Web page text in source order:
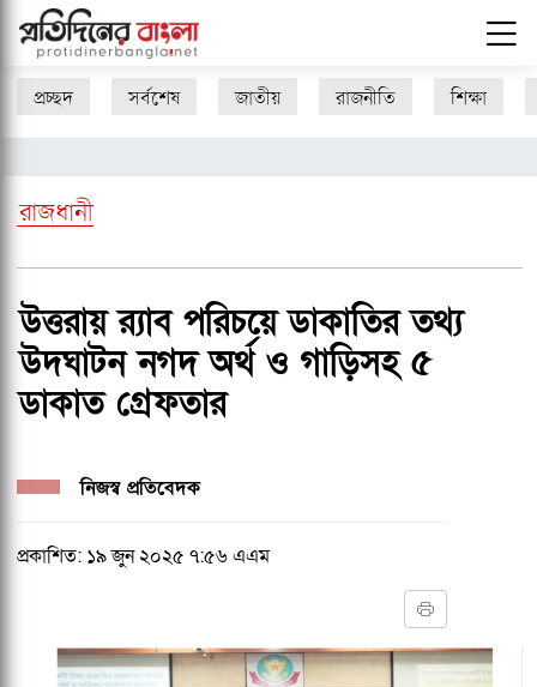
প্রচ্ছদ সর্বশেষ জাতীয় রাজনীতি শিক্ষা
রাজধানী
উত্তরায় র‌্যাব পরিচয়ে ডাকাতির তথ্য
উদঘাটন নগদ অর্থ ও গাড়িসহ ৫
ডাকাত গ্রেফতার
নিজস্ব প্রতিবেদক
প্রকাশিত: ১৯ জুন ২০২৫ ৭:৫৬ এএম